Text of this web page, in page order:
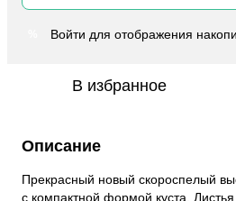
Войти для отображения
В избранное
Описание
Прекрасный новый скороспелый
с компактной формой куста.